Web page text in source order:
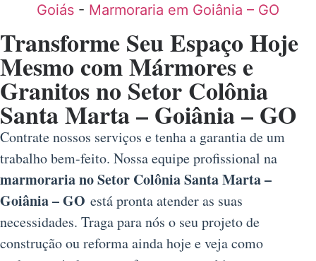
Goiás - Marmoraria em Goiânia – GO
Transforme Seu Espaço Hoje
Mesmo com Mármores e
Granitos no Setor Colônia
Santa Marta – Goiânia – GO
Contrate nossos serviços e tenha a garantia de um
trabalho bem-feito. Nossa equipe profissional na
marmoraria no Setor Colônia Santa Marta –
Goiânia – GO está pronta atender as suas
necessidades. Traga para nós o seu projeto de
construção ou reforma ainda hoje e veja como